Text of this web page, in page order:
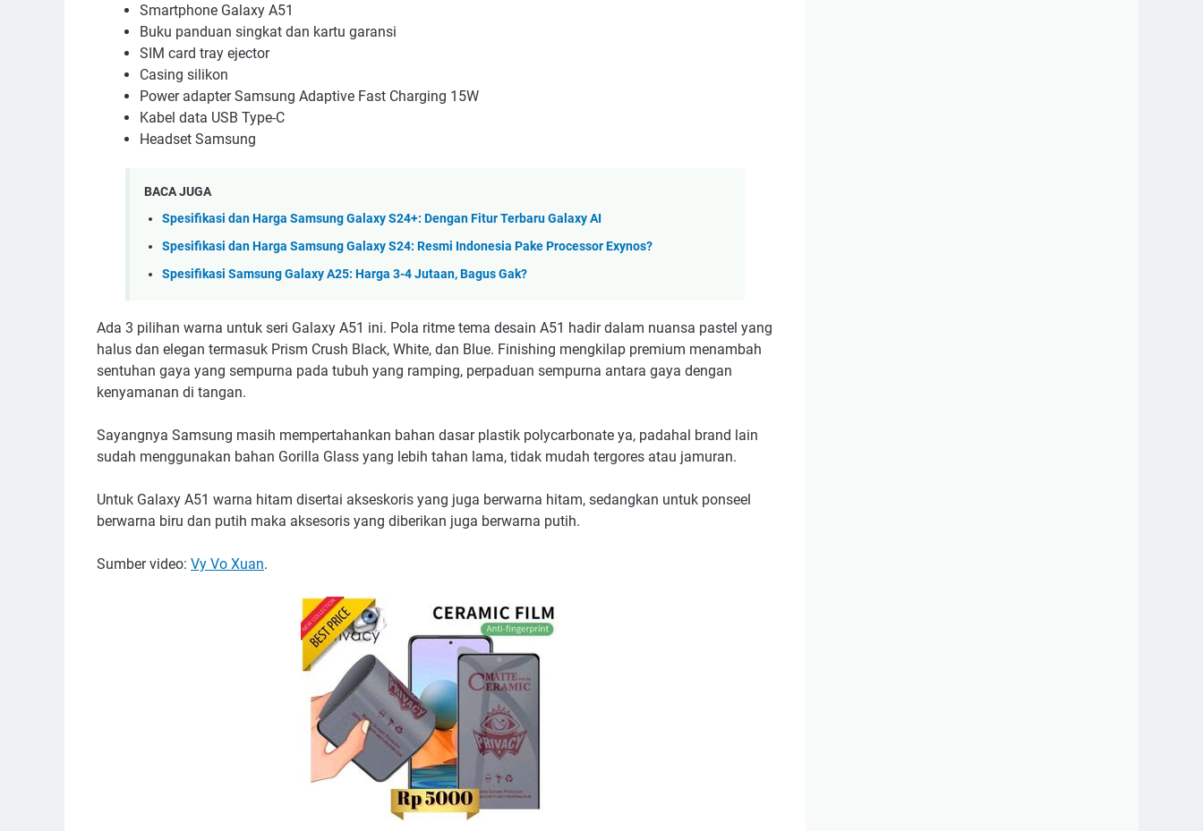
Smartphone Galaxy A51
Buku panduan singkat dan kartu garansi
SIM card tray ejector
Casing silikon
Power adapter Samsung Adaptive Fast Charging 15W
Kabel data USB Type-C
Headset Samsung
BACA JUGA
Spesifikasi dan Harga Samsung Galaxy S24+: Dengan Fitur Terbaru Galaxy AI
Spesifikasi dan Harga Samsung Galaxy S24: Resmi Indonesia Pake Processor Exynos?
Spesifikasi Samsung Galaxy A25: Harga 3-4 Jutaan, Bagus Gak?
Ada 3 pilihan warna untuk seri Galaxy A51 ini. Pola ritme tema desain A51 hadir dalam nuansa pastel yang
halus dan elegan termasuk Prism Crush Black, White, dan Blue. Finishing mengkilap premium menambah
sentuhan gaya yang sempurna pada tubuh yang ramping, perpaduan sempurna antara gaya dengan
kenyamanan di tangan.
Sayangnya Samsung masih mempertahankan bahan dasar plastik polycarbonate ya, padahal brand lain
sudah menggunakan bahan Gorilla Glass yang lebih tahan lama, tidak mudah tergores atau jamuran.
Untuk Galaxy A51 warna hitam disertai akseskoris yang juga berwarna hitam, sedangkan untuk ponseel
berwarna biru dan putih maka aksesoris yang diberikan juga berwarna putih.
Sumber video: Vy Vo Xuan.